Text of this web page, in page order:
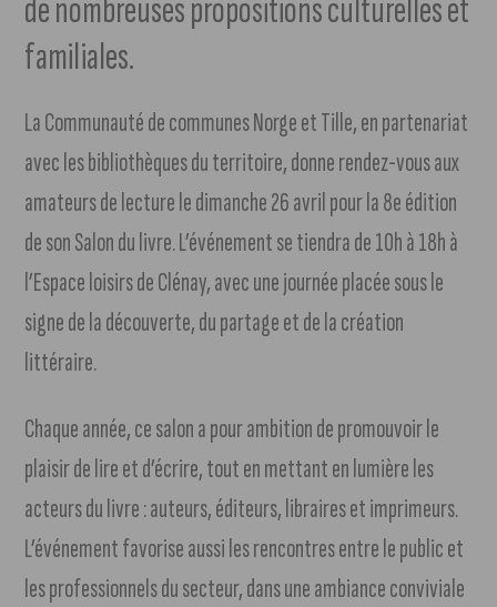
de nombreuses propositions culturelles et
familiales.
La Communauté de communes Norge et Tille, en partenariat
avec les bibliothèques du territoire, donne rendez-vous aux
amateurs de lecture le dimanche 26 avril pour la 8e édition
de son Salon du livre. L’événement se tiendra de 10h à 18h à
l’Espace loisirs de Clénay, avec une journée placée sous le
signe de la découverte, du partage et de la création
littéraire.
Chaque année, ce salon a pour ambition de promouvoir le
plaisir de lire et d’écrire, tout en mettant en lumière les
acteurs du livre : auteurs, éditeurs, libraires et imprimeurs.
L’événement favorise aussi les rencontres entre le public et
les professionnels du secteur, dans une ambiance conviviale